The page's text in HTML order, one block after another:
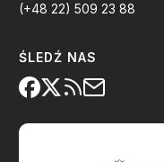
(+48 22) 509 23 88
ŚLEDŹ NAS